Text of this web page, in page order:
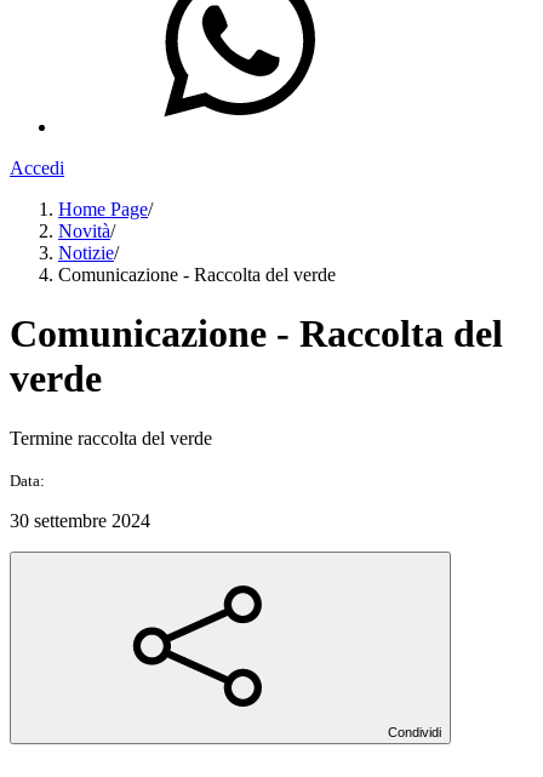
Accedi
Home Page/
Novità/
Notizie/
Comunicazione - Raccolta del verde
Comunicazione - Raccolta del
verde
Termine raccolta del verde
Data:
30 settembre 2024
Condividi